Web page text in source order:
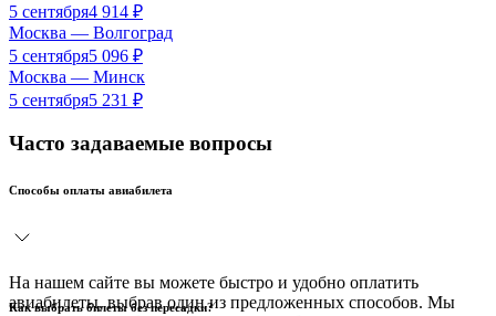
5 сентября4 914 ₽
Москва — Волгоград
5 сентября5 096 ₽
Москва — Минск
5 сентября5 231 ₽
Часто задаваемые вопросы
Способы оплаты авиабилета
На нашем сайте вы можете быстро и удобно оплатить
авиабилеты, выбрав один из предложенных способов. Мы
Как выбрать билеты без пересадки?